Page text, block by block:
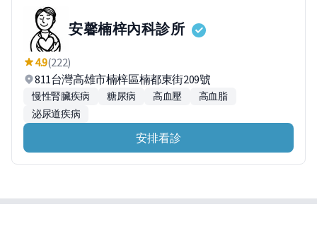
安馨楠梓內科診所
4.9(222)
811台灣高雄市楠梓區楠都東街209號
慢性腎臟疾病 糖尿病 高血壓
高血脂
泌尿道疾病
安排看診